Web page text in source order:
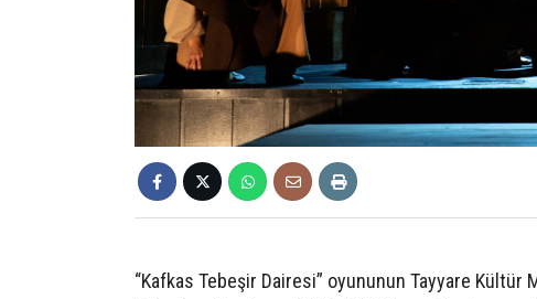
“Kafkas Tebeşir Dairesi” oyununun Tayyare